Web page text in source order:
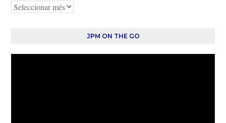
Arquivo
JPM ON THE GO